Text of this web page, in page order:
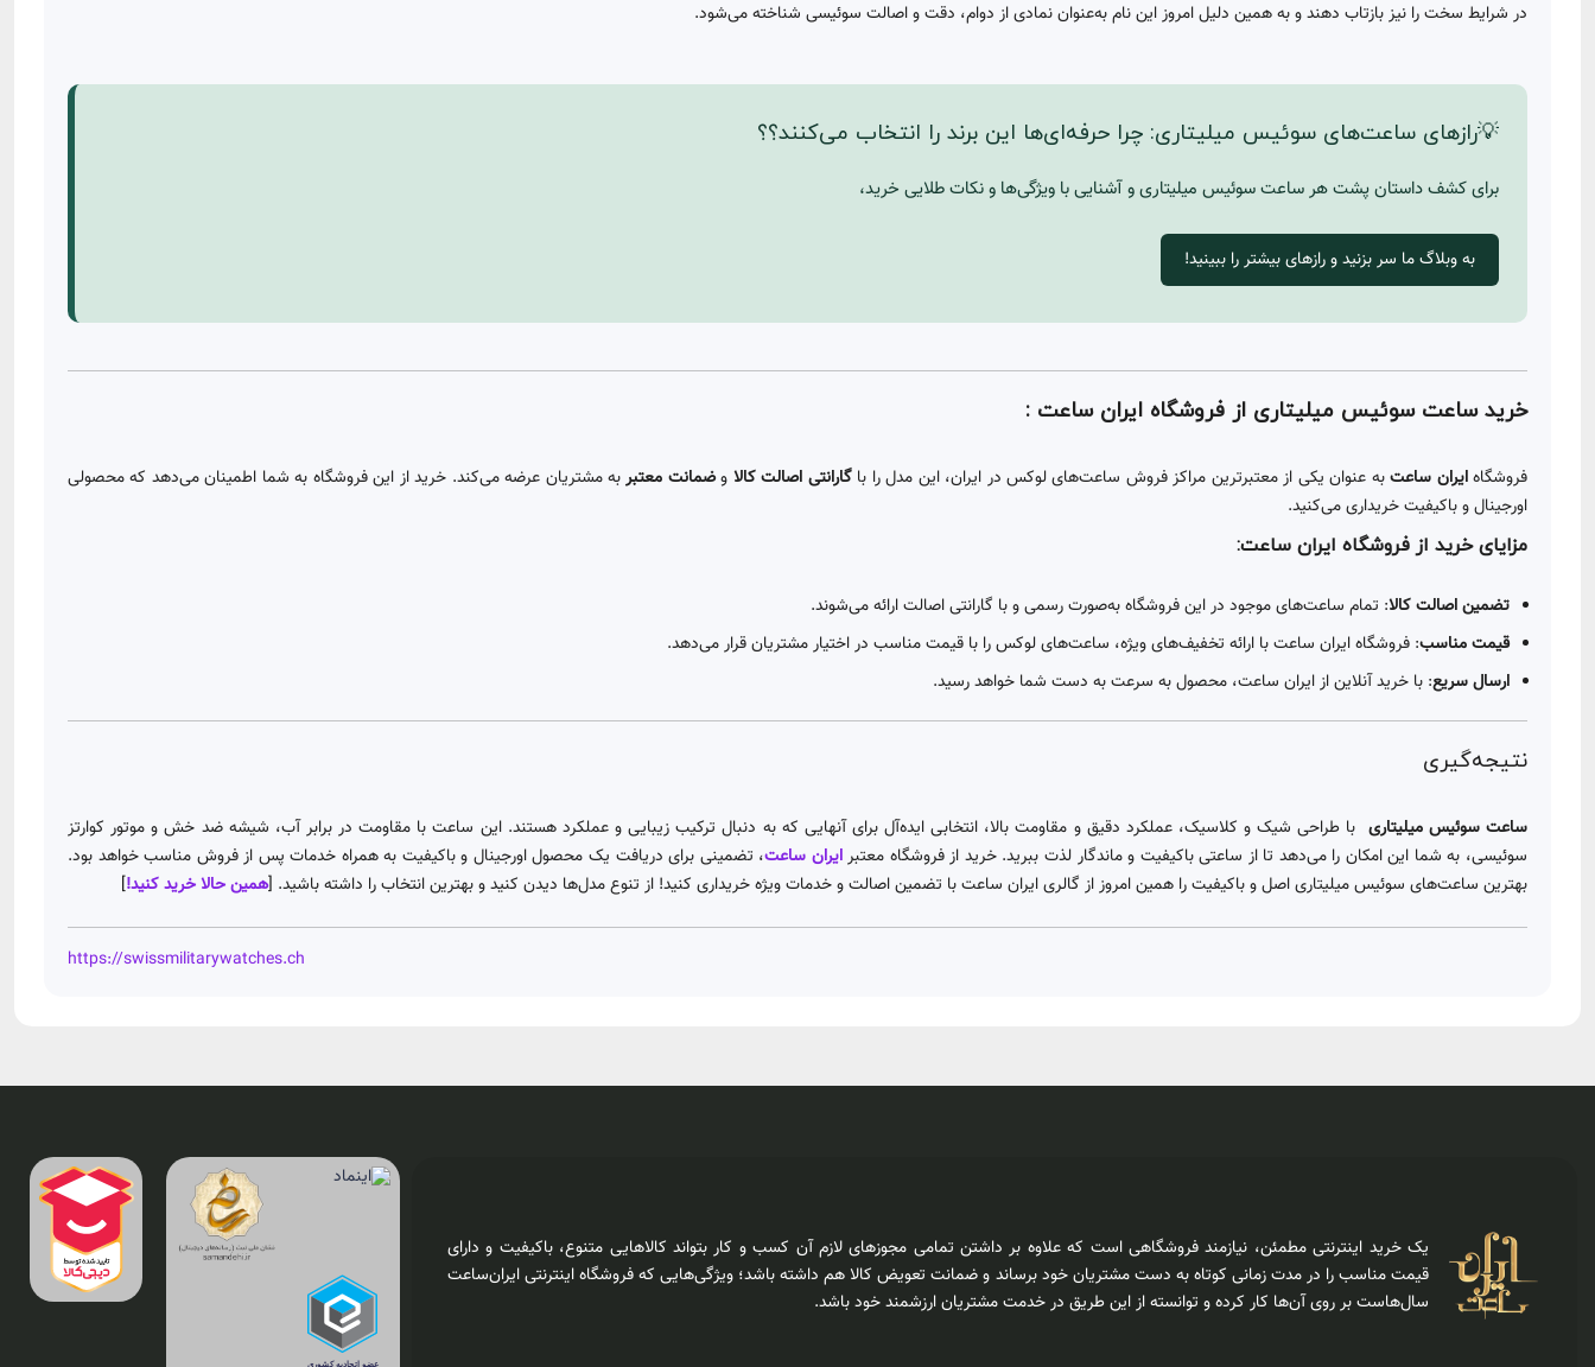
در شرایط سخت را نیز بازتاب دهند و به همین دلیل امروز این نام به‌عنوان نمادی از دوام، دقت و اصالت سوئیسی شناخته می‌شود.
💡رازهای ساعت‌های سوئیس میلیتاری: چرا حرفه‌ای‌ها این برند را انتخاب می‌کنند؟؟
برای کشف داستان پشت هر ساعت سوئیس میلیتاری و آشنایی با ویژگی‌ها و نکات طلایی خرید،
به وبلاگ ما سر بزنید و رازهای بیشتر را ببینید!
خرید ساعت سوئیس میلیتاری از فروشگاه ایران ساعت :
فروشگاهایران ساعتبه عنوان یکی از معتبرترین مراکز فروش ساعت‌های لوکس در ایران، این مدل را باگارانتی اصالت کالا وضمانت معتبربه مشتریان عرضه می‌کند. خرید از این فروشگاه به شما اطمینان می‌دهد که محصولی
اورجینال و باکیفیت خریداری می‌کنید.
مزایای خرید از فروشگاه ایران ساعت:
تضمین اصالت کالا: تمام ساعت‌های موجود در این فروشگاه به‌صورت رسمی و با گارانتی اصالت ارائه می‌شوند.
قیمت مناسب: فروشگاه ایران ساعت با ارائه تخفیف‌های ویژه، ساعت‌های لوکس را با قیمت مناسب در اختیار مشتریان قرار می‌دهد.
ارسال سریع: با خرید آنلاین از ایران ساعت، محصول به سرعت به دست شما خواهد رسید.
نتیجه‌گیری
ساعت سوئیس میلیتاری با طراحی شیک و کلاسیک، عملکرد دقیق و مقاومت بالا، انتخابی ایده‌آل برای آنهایی که به دنبال ترکیب زیبایی و عملکرد هستند. این ساعت با مقاومت در برابر آب، شیشه ضد خش و موتور کوارتز
سوئیسی، به شما این امکان را می‌دهد تا از ساعتی باکیفیت و ماندگار لذت ببرید. خرید از فروشگاه معتبرایران ساعت، تضمینی برای دریافت یک محصول اورجینال و باکیفیت به همراه خدمات پس از فروش مناسب خواهد بود.
بهترین ساعت‌های سوئیس میلیتاری اصل و باکیفیت را همین امروز از گالری ایران ساعت با تضمین اصالت و خدمات ویژه خریداری کنید! از تنوع مدل‌ها دیدن کنید و بهترین انتخاب را داشته باشید. [همین حالا خرید کنید!]
https://swissmilitarywatches.ch
یک خرید اینترنتی مطمئن، نیازمند فروشگاهی است که علاوه بر داشتن تمامی مجوزهای لازم آن کسب و کار بتواند کالاهایی متنوع، باکیفیت و دارای
قیمت مناسب را در مدت زمانی کوتاه به دست مشتریان خود برساند و ضمانت تعویض کالا هم داشته باشد؛ ویژگی‌هایی که فروشگاه اینترنتی ایران‌ساعت
سال‌هاست بر روی آن‌ها کار کرده و توانسته از این طریق در خدمت مشتریان ارزشمند خود باشد.